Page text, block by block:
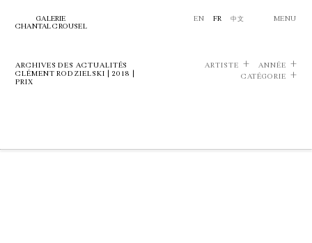
GALERIE
CHANTAL CROUSEL
EN FR 中文 MENU
ARCHIVES DES ACTUALITÉS
CLÉMENT RODZIELSKI | 2018 |
PRIX
ARTISTE
ANNÉE
CATÉGORIE